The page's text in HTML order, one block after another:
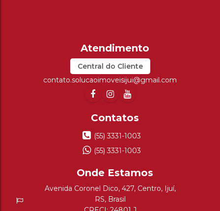
Central do Cliente
contato.solucaoimoveisijui@gmail.com
(55) 3331-1003
(55) 3331-1003
Avenida Coronel Dico, 427, Centro, Ijuí,
RS, Brasil